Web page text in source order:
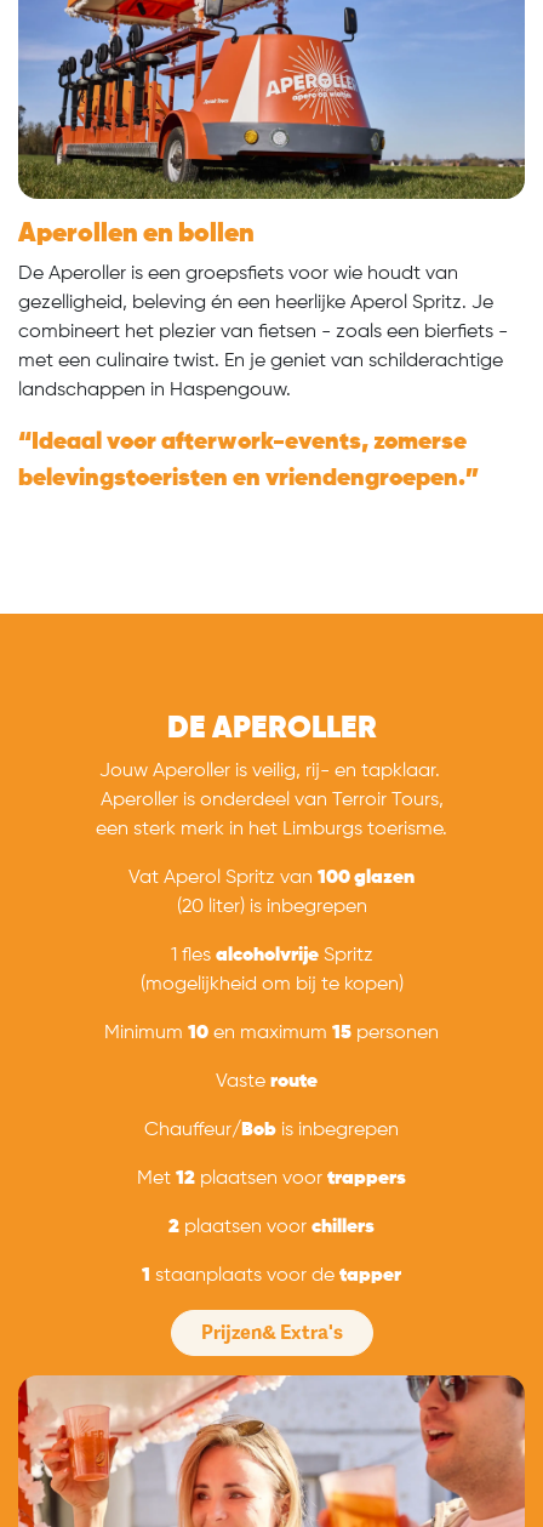
Aperollen en bollen
De Aperoller is een groepsfiets voor wie houdt van
gezelligheid, beleving én een heerlijke Aperol Spritz. Je
combineert het plezier van fietsen - zoals een bierfiets -
met een culinaire twist. En je geniet van schilderachtige
landschappen in Haspengouw.
“Ideaal voor afterwork-events, zomerse
belevingstoeristen en vriendengroepen.”
DE APEROLLER
Jouw Aperoller is veilig, rij- en tapklaar.
Aperoller is onderdeel van Terroir Tours,
een sterk merk in het Limburgs toerisme.
Vat Aperol Spritz van 100 glazen
(20 liter) is inbegrepen
1 fles alcoholvrijeSpritz
(mogelijkheid om bij te kopen)
Minimum 10 en maximum 15 personen
Vaste route
Chauffeur/Bob is inbegrepen
Met 12 plaatsen voor trappers
2 plaatsen voor chillers
1 staanplaats voor de tapper
Prijzen& Extra's